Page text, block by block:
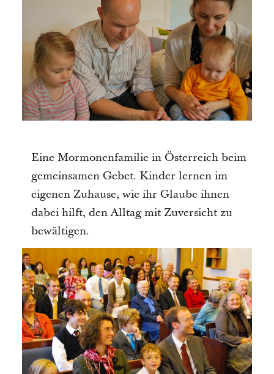
Eine Mormonenfamilie in Österreich beim
gemeinsamen Gebet. Kinder lernen im
eigenen Zuhause, wie ihr Glaube ihnen
dabei hilft, den Alltag mit Zuversicht zu
bewältigen.